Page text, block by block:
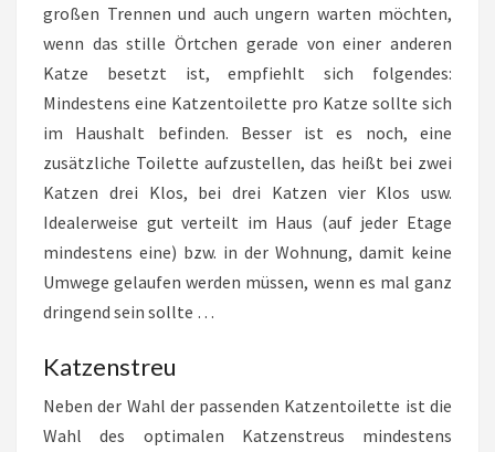
großen Trennen und auch ungern warten möchten,
wenn das stille Örtchen gerade von einer anderen
Katze besetzt ist, empfiehlt sich folgendes:
Mindestens eine Katzentoilette pro Katze sollte sich
im Haushalt befinden. Besser ist es noch, eine
zusätzliche Toilette aufzustellen, das heißt bei zwei
Katzen drei Klos, bei drei Katzen vier Klos usw.
Idealerweise gut verteilt im Haus (auf jeder Etage
mindestens eine) bzw. in der Wohnung, damit keine
Umwege gelaufen werden müssen, wenn es mal ganz
dringend sein sollte …
Katzenstreu
Neben der Wahl der passenden Katzentoilette ist die
Wahl des optimalen Katzenstreus mindestens